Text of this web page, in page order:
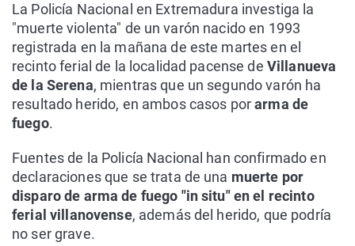
La Policía Nacional en Extremadura investiga la
"muerte violenta" de un varón nacido en 1993
registrada en la mañana de este martes en el
recinto ferial de la localidad pacense de Villanueva
de la Serena, mientras que un segundo varón ha
resultado herido, en ambos casos porarma de
fuego.
Fuentes de la Policía Nacional han confirmado en
declaraciones que se trata de una muerte por
disparo de arma de fuego "in situ" en el recinto
ferial villanovense, además del herido, que podría
no ser grave.